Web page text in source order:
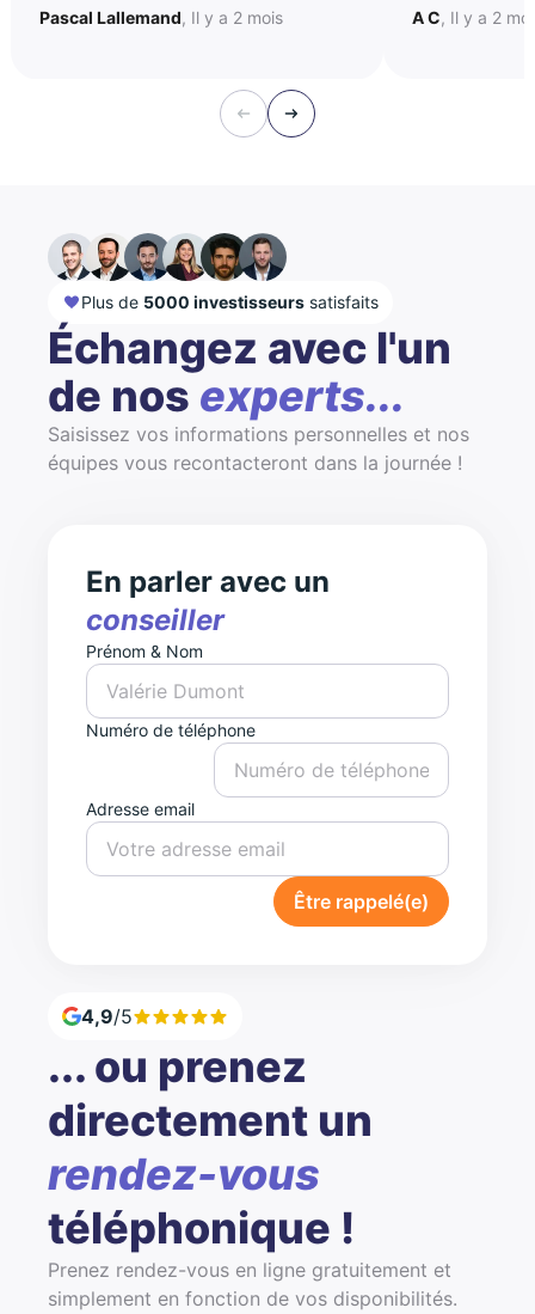
Pascal Lallemand, Il y a 2 mois A C, Il y a 2
Plus de 5000 investisseurs satisfaits
Échangez avec l'un
de nos experts...
Saisissez vos informations personnelles et nos
équipes vous recontacteront dans la journée !
En parler avec un
conseiller
Prénom & Nom
Numéro de téléphone
Adresse email
Être rappelé(e)
4,9/5
... ou prenez
directement un
rendez-vous
téléphonique !
Prenez rendez-vous en ligne gratuitement et
simplement en fonction de vos disponibilités.